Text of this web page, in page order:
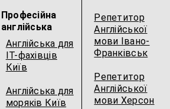
Професійна
англійська
Англійська для
IT-фахівців
Київ
Англійська для
моряків Київ
Репетитор
Англійської
мови Івано-
Франківськ
Репетитор
Англійської
мови Херсон